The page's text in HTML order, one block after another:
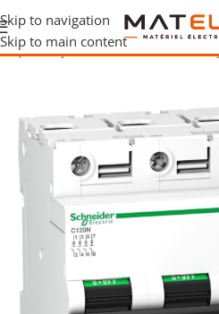
Skip to navigation
Skip to main content
/Disjoncteurs modulaires/